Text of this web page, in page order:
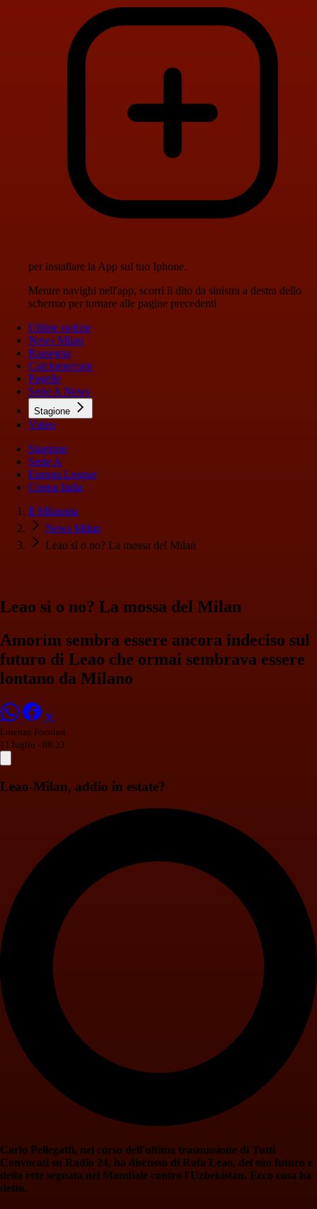
per installare la App sul tuo Iphone.
Mentre navighi nell'app, scorri il dito da sinistra a destra dello
schermo per tornare alle pagine precedenti
Ultime notizie
News Milan
Rassegna
Calciomercato
Pagelle
Serie A News
Stagione
Video
Stagione
Serie A
Europa League
Coppa Italia
Il Milanista
News Milan
Leao sì o no? La mossa del Milan
Leao sì o no? La mossa del Milan
Amorim sembra essere ancora indeciso sul
futuro di Leao che ormai sembrava essere
lontano da Milano
Lorenzo Focolari
11 luglio - 09:23
Leao-Milan, addio in estate?
Carlo Pellegatti, nel corso dell'ultima trasmissione di Tutti
Convocati su Radio 24, ha discusso di Rafa Leao, del suo futuro e
della rete segnata nel Mondiale contro l'Uzbekistan. Ecco cosa ha
detto.